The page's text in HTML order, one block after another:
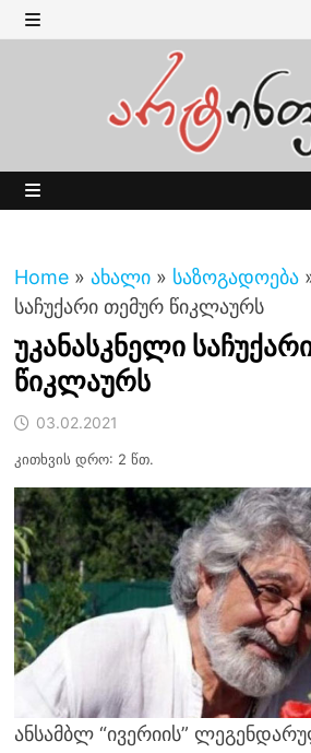
Skip
to MENU
Home » ახალი » საზოგადოება
საჩუქარი თემურ წიკლაურს
უკანასკნელი
წიკლაურს
03.02.2021
კითხვის დრო: 2 წთ.
ანსამბლ “ივერიის”